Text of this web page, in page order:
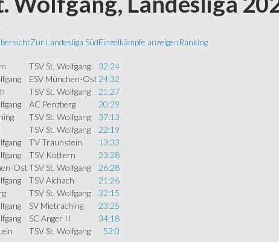
Zur Landesliga SüdEinzelkämpfe anzeigenRanking
TSV St. Wolfgang
32:24
ESV München-Ost 24:32
TSV St. Wolfgang
21:27
AC Penzberg
20:29
TSV St. Wolfgang
37:13
TSV St. Wolfgang
22:19
TV Traunstein
13:33
TSV Kottern
23:28
OstTSV St. Wolfgang
26:28
TSV Aichach
21:26
TSV St. Wolfgang
32:15
SV Mietraching
23:25
SC Anger II
34:18
TSV St. Wolfgang
52:0